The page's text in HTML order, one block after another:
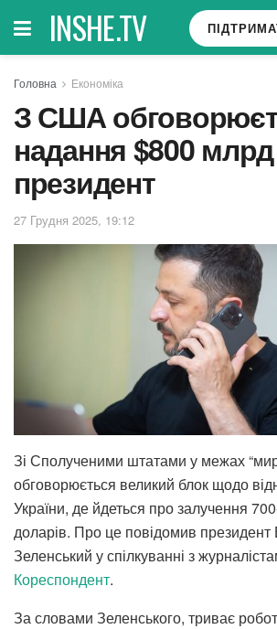
INSHE.TV
Головна Економіка
З США
надання $800
президент
27 Грудня 2025, 19:12
Зі Сполученими штатами у межах
обговорюється великий блок щодо
України, де йдеться про залучення
доларів. Про це повідомив
Зеленський у спілкуванні з
Кореспондент.
За словами Зеленського, триває